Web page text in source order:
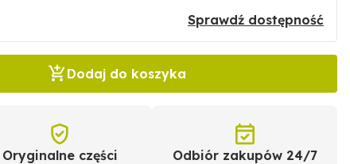
Sprawdź dostępność
Dodaj do koszyka
Oryginalne części Odbiór zakupów 24/7